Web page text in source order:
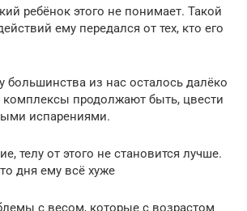
ребёнок этого не понимает. Такой
ему передался от тех, кто его
большинства из нас осталось далёко
комплексы продолжают быть, цвести
испарениями.
телу от этого не становится лучше.
дня ему всё хуже
с весом, которые с возрастом